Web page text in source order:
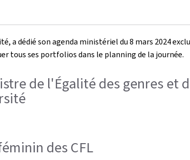
a dédié son agenda ministériel du 8 mars 2024
tous ses portfolios dans le planning de la journée.
de l'Égalité des genres
des CFL